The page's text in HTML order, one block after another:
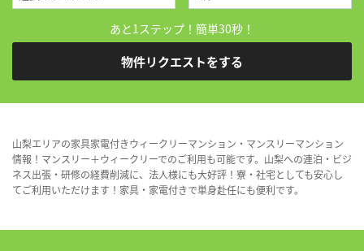
あと1ステップ！簡単30秒！
物件リクエストをする
山梨エリアの家具家電付きウィークリーマンション・マンスリーマンション
情報！マンスリー＋ウィークリーでのご利用も可能です。山梨への連泊・ビジ
ネス出張・研修の経費削減に、法人様にも大好評！寮・社宅としても安心し
てご利用いただけます！家具・家電付きで単身赴任にも便利です。